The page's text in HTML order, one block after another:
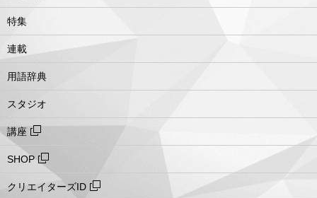
特集
連載
用語辞典
スタジオ
講座
SHOP
クリエイターズID